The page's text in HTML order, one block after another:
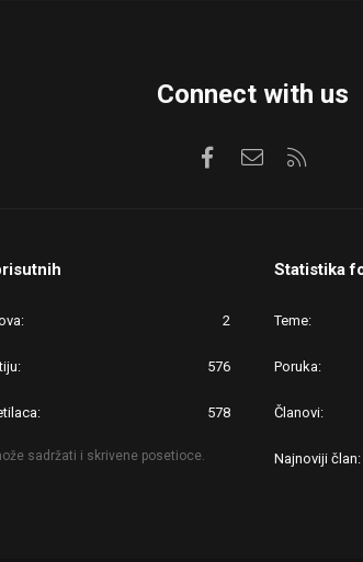
Connect with us
FacebookKontaktirajte
2
576
578
sadržati i skrivene posetioce.
Statistika
Teme
Poruka
Članovi
Najnoviji član